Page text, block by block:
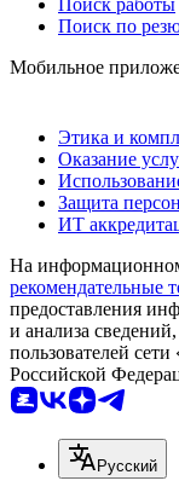
Поиск по
Мобильное
Этика и
Оказание
Защита
ИТ
На
рекомендательные
предоставления
и анализа
пользователей
Российской
Русский